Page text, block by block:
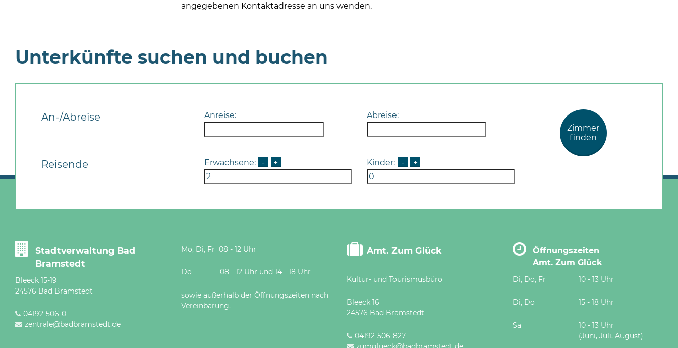
angegebenen Kontaktadresse an uns wenden.
Unterkünfte suchen und buchen
An-/Abreise Anreise: Abreise:
Reisende Erwachsene: - + Kinder: - +
Zimmer
finden
Stadtverwaltung Bad
Bramstedt
Bleeck 15-19
24576 Bad Bramstedt
04192-506-0
zentrale@badbramstedt.de
Mo, Di, Fr 08 - 12 Uhr
Do 08 - 12 Uhr und 14 - 18 Uhr
sowie außerhalb der Öffnungszeiten nach
Vereinbarung.
Amt. Zum Glück
Kultur- und Tourismusbüro
Bleeck 16
24576 Bad Bramstedt
04192-506-827
Öffnungszeiten
Amt. Zum Glück
Di, Do, Fr 10 - 13 Uhr
Di, Do 15 - 18 Uhr
Sa
10 - 13 Uhr
(Juni, Juli, August)